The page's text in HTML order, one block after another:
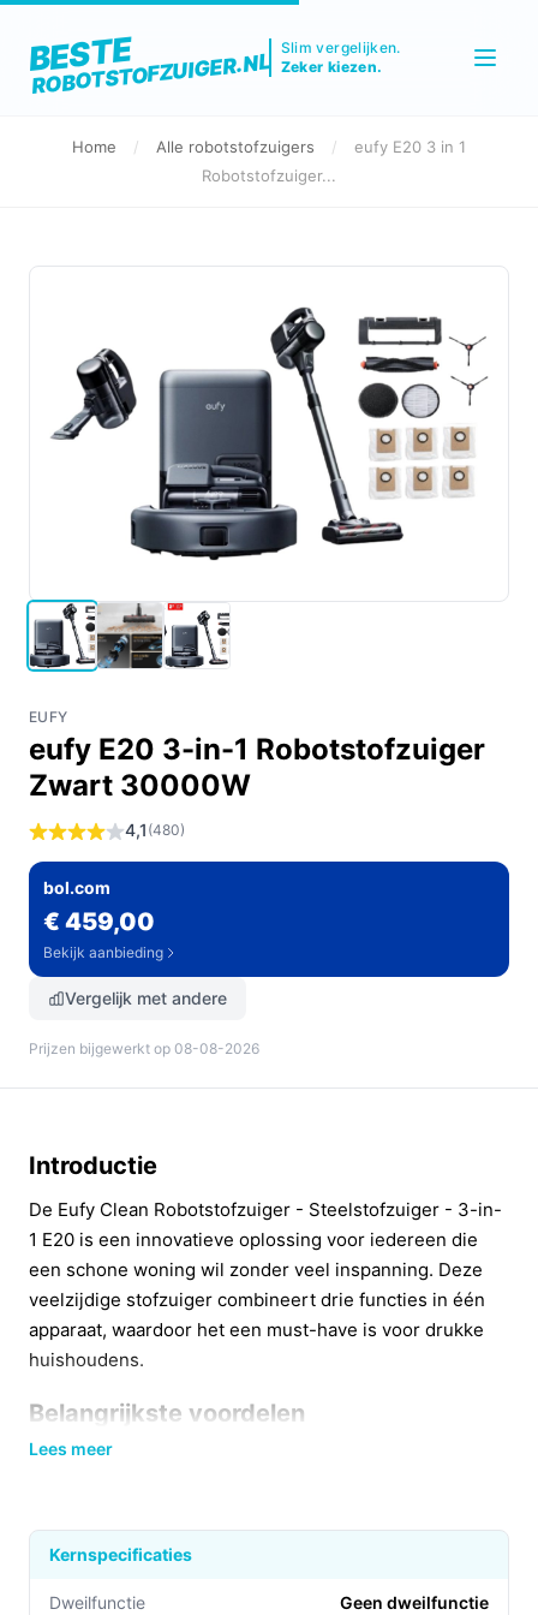
BESTE
ROBOTSTOFZUIGER.NL
Slim vergelijken.
Zeker kiezen.
Home / Alle robotstofzuigers /
eufy E20 3 in 1
Robotstofzuiger...
EUFY
eufy E20 3-in-1 Robotstofzuiger
Zwart 30000W
4,1 (480)
bol.com
€ 459,00
Bekijk aanbieding
Vergelijk met andere
Prijzen bijgewerkt op 08-08-2026
Introductie
De Eufy Clean Robotstofzuiger - Steelstofzuiger - 3-in-
1 E20 is een innovatieve oplossing voor iedereen die
een schone woning wil zonder veel inspanning. Deze
veelzijdige stofzuiger combineert drie functies in één
apparaat, waardoor het een must-have is voor drukke
huishoudens.
Belangrijkste voordelen
Met de E20 geniet je van de volgende voordelen:
eenvoudig worden omgevormd tot een
handstofzuiger, steelstofzuiger of robotstofzuiger,
waardoor hij perfect is voor elke
Lees meer
Kernspecificaties
Dweilfunctie Geen dweilfunctie